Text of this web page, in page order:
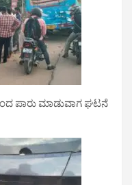
ಪಾರು ಮಾಡುವಾಗ ಘಟನೆ